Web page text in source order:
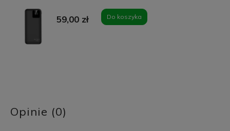
59,00 zł Do koszyka
Opinie (0)